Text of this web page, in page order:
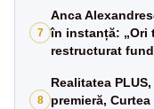
7
Anca
în instanță: „Ori
restructurat
8
Realitatea
premieră,